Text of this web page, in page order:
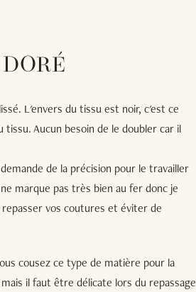
L'envers du tissu est noir, c'est ce
Aucun besoin de le doubler car il
de la précision pour le travailler
marque pas très bien au fer donc je
vos coutures et éviter de
cousez ce type de matière pour la
il faut être délicate lors du repassage